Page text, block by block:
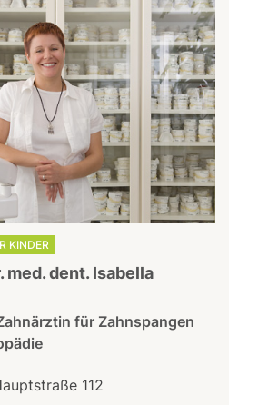
KINDER
med. dent. Isabella
für Zahnspangen
112